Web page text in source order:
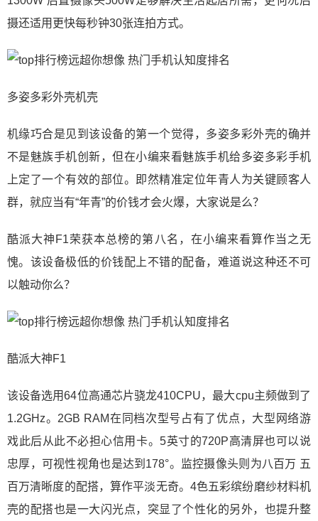
摄还适用更快每秒钟30张连拍方式。
多姿多彩外壳机壳
机缘巧合是见到该设备的第一个觉得，多姿多彩外壳的确并
不是魅族手机创新，但在小编来看魅族手机给多姿多彩手机
上定了一个有效的部位。即然精准定位年青人为关键顾客人
群，就应当有“年青”的价钱才会火爆，大家说是么？
酷派大神F1荣获本总榜的第八名，在小编来看算作当之无
愧。该设备极低的价钱配上不错的配备，难道说这种还不可
以触动你么？
酷派大神F1
该设备选用64位高通芯片骁龙410CPU，最大cpu主频做到了
1.2GHz。2GB RAM在同档次型号占有了优点，大型网络游
戏此后从此不必担心信用卡。5英寸的720P高清屏也可以说
忠厚，可视性视角也是达到178°。监控摄像头则为八百万 五
百万清晰度的配搭，算作平淡无奇。4色五彩缤纷磨纱材料机
壳的配搭也是一大闪光点，突显了个性化的另外，也提升整